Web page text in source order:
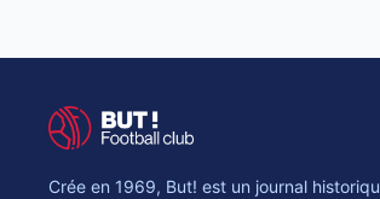
Crée en 1969, But! est un journal